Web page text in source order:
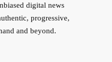
digital news
progressive,
and beyond.